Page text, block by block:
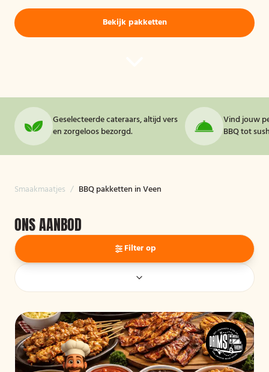
Bekijk pakketten
Geselecteerde cateraars, altijd vers
en zorgeloos bezorgd.
Vind jouw
BBQ tot
Smaakmaatjes / BBQ pakketten in Veen
ONS AANBOD
Filter op